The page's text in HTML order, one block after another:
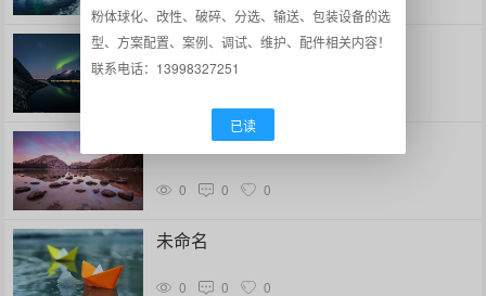
未命名
0 0 0
未命名
0 0 0
粉体球化、改性、破碎、分选、输送、包装设备的选
型、方案配置、案例、调试、维护、配件相关内容！
联系电话：13998327251
已读